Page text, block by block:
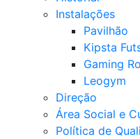
Instalações
Pavilhão
Kipsta
Gaming
Leogym
Direção
Área Social e
Política de